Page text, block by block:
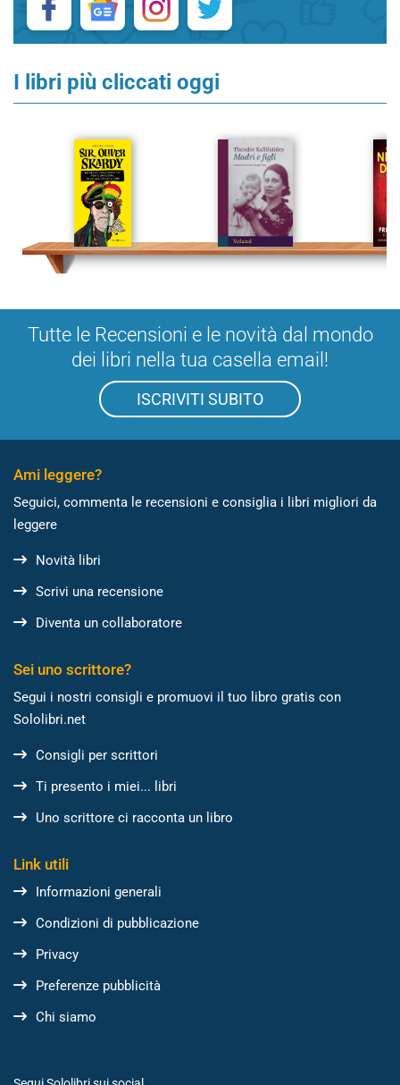
I libri più cliccati oggi
Tutte le Recensioni e le novità dal mondo
dei libri nella tua casella email!
ISCRIVITI SUBITO
Ami leggere?
Seguici, commenta le recensioni e consiglia i libri migliori da
leggere
Novità libri
Scrivi una recensione
Diventa un collaboratore
Sei uno scrittore?
Segui i nostri consigli e promuovi il tuo libro gratis con
Sololibri.net
Consigli per scrittori
Ti presento i miei... libri
Uno scrittore ci racconta un libro
Link utili
Informazioni generali
Condizioni di pubblicazione
Privacy
Preferenze pubblicità
Chi siamo